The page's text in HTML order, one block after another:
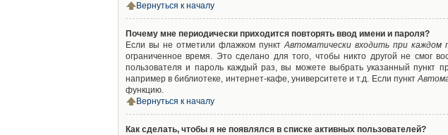
Вернуться к началу
Почему мне периодически приходится повторять ввод имени и пароля?
Если вы не отметили флажком пунктАвтоматически входить при каждом
ограниченное время. Это сделано для того, чтобы никто другой не смог
пользователя и пароль каждый раз, вы можете выбрать указанный пункт
например в библиотеке, интернет-кафе, университете и т.д. Если пункт
функцию.
Вернуться к началу
Как сделать, чтобы я не появлялся в списке активных пользователей?